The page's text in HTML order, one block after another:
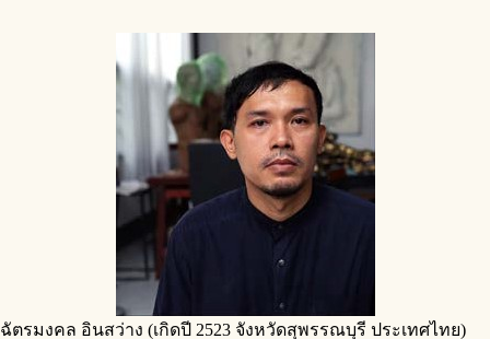
ฉัตรมงคล อินสว่าง (เกิดปี 2523 จังหวัดสุพรรณบุรี ประเทศไทย)